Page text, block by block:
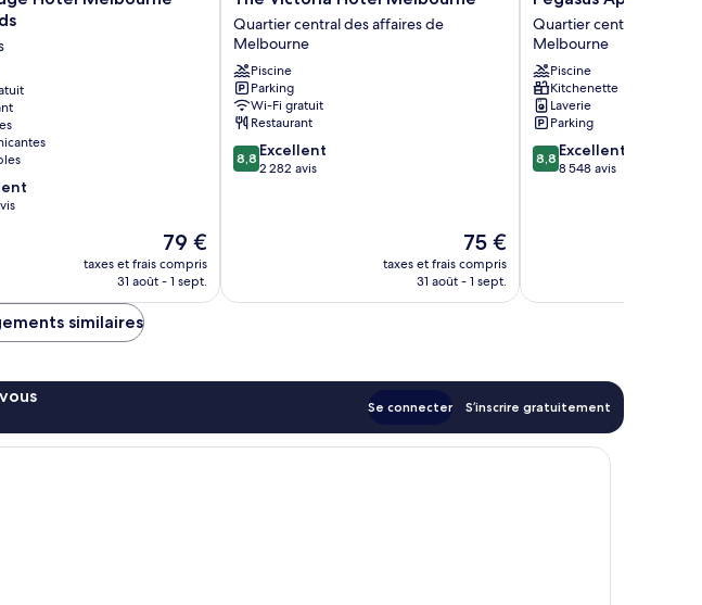
Le
nouveau
prix
79 €
taxes et frais compris
31 août - 1 sept.
Victoria
Hotel
Melbourne
Quartier
central
des
affaires
de
Melbourne
Quartier central des affaires de
Melbourne
Piscine
Parking
Wi-Fi gratuit
Restaurant
8.8
sur
8,8 Excellent
2 282 avis
Le
nouveau
prix
75 €
taxes et frais compris
31 août - 1 sept.
Apart'Hotel
Quartier
central
des
affaires
de
Melbourne
Quartier central des
Melbourne
Piscine
Kitchenette
Laverie
Parking
8.8
sur
8,8 Excellent
8 548 avis
similaires
Se connecter S’inscrire gratuitement